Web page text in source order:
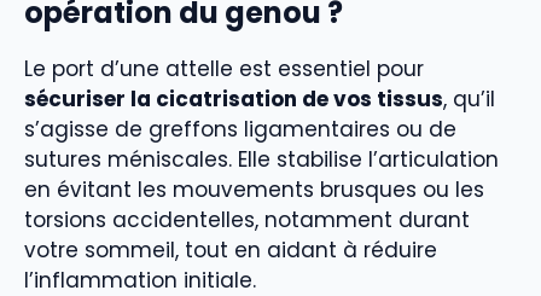
opération du genou ?
Le port d’une attelle est essentiel pour
sécuriser la cicatrisation de vos tissus, qu’il
s’agisse de greffons ligamentaires ou de
sutures méniscales. Elle stabilise l’articulation
en évitant les mouvements brusques ou les
torsions accidentelles, notamment durant
votre sommeil, tout en aidant à réduire
l’inflammation initiale.